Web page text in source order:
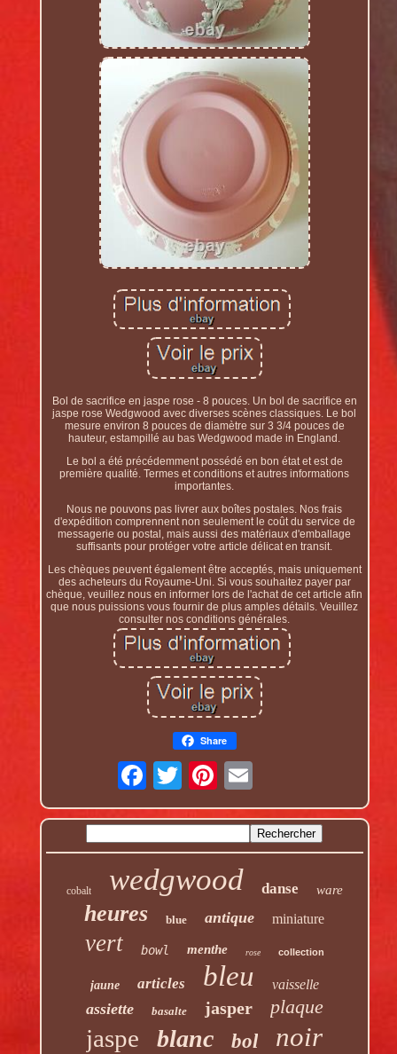
Bol de sacrifice en jaspe rose - 8 pouces. Un bol de sacrifice en
jaspe rose Wedgwood avec diverses scènes classiques. Le bol
mesure environ 8 pouces de diamètre sur 3 3/4 pouces de
hauteur, estampillé au bas Wedgwood made in England.
Le bol a été précédemment possédé en bon état et est de
première qualité. Termes et conditions et autres informations
importantes.
Nous ne pouvons pas livrer aux boîtes postales. Nos frais
d'expédition comprennent non seulement le coût du service de
messagerie ou postal, mais aussi des matériaux d'emballage
suffisants pour protéger votre article délicat en transit.
Les chèques peuvent également être acceptés, mais uniquement
des acheteurs du Royaume-Uni. Si vous souhaitez payer par
chèque, veuillez nous en informer lors de l'achat de cet article afin
que nous puissions vous fournir de plus amples détails. Veuillez
consulter nos conditions générales.
Share
cobalt wedgwood danse ware
heures blue antique miniature
vert bowl menthe rose collection
jaune articles bleu vaisselle
assiette basalte jasper plaque
jaspe blanc bol noir